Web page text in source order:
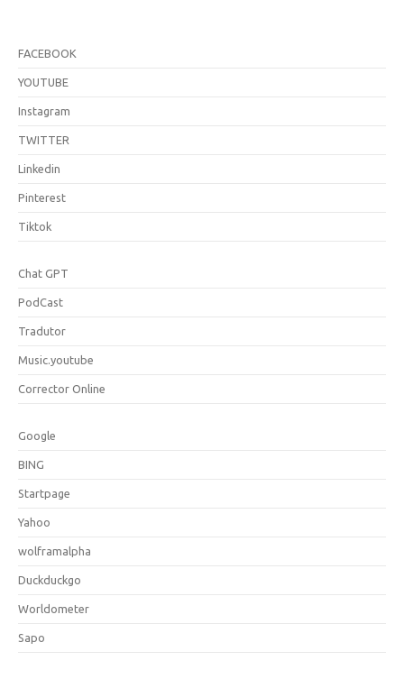
FACEBOOK
YOUTUBE
Instagram
TWITTER
Linkedin
Pinterest
Tiktok
Chat GPT
PodCast
Tradutor
Music.youtube
Corrector Online
Google
BING
Startpage
Yahoo
wolframalpha
Duckduckgo
Worldometer
Sapo